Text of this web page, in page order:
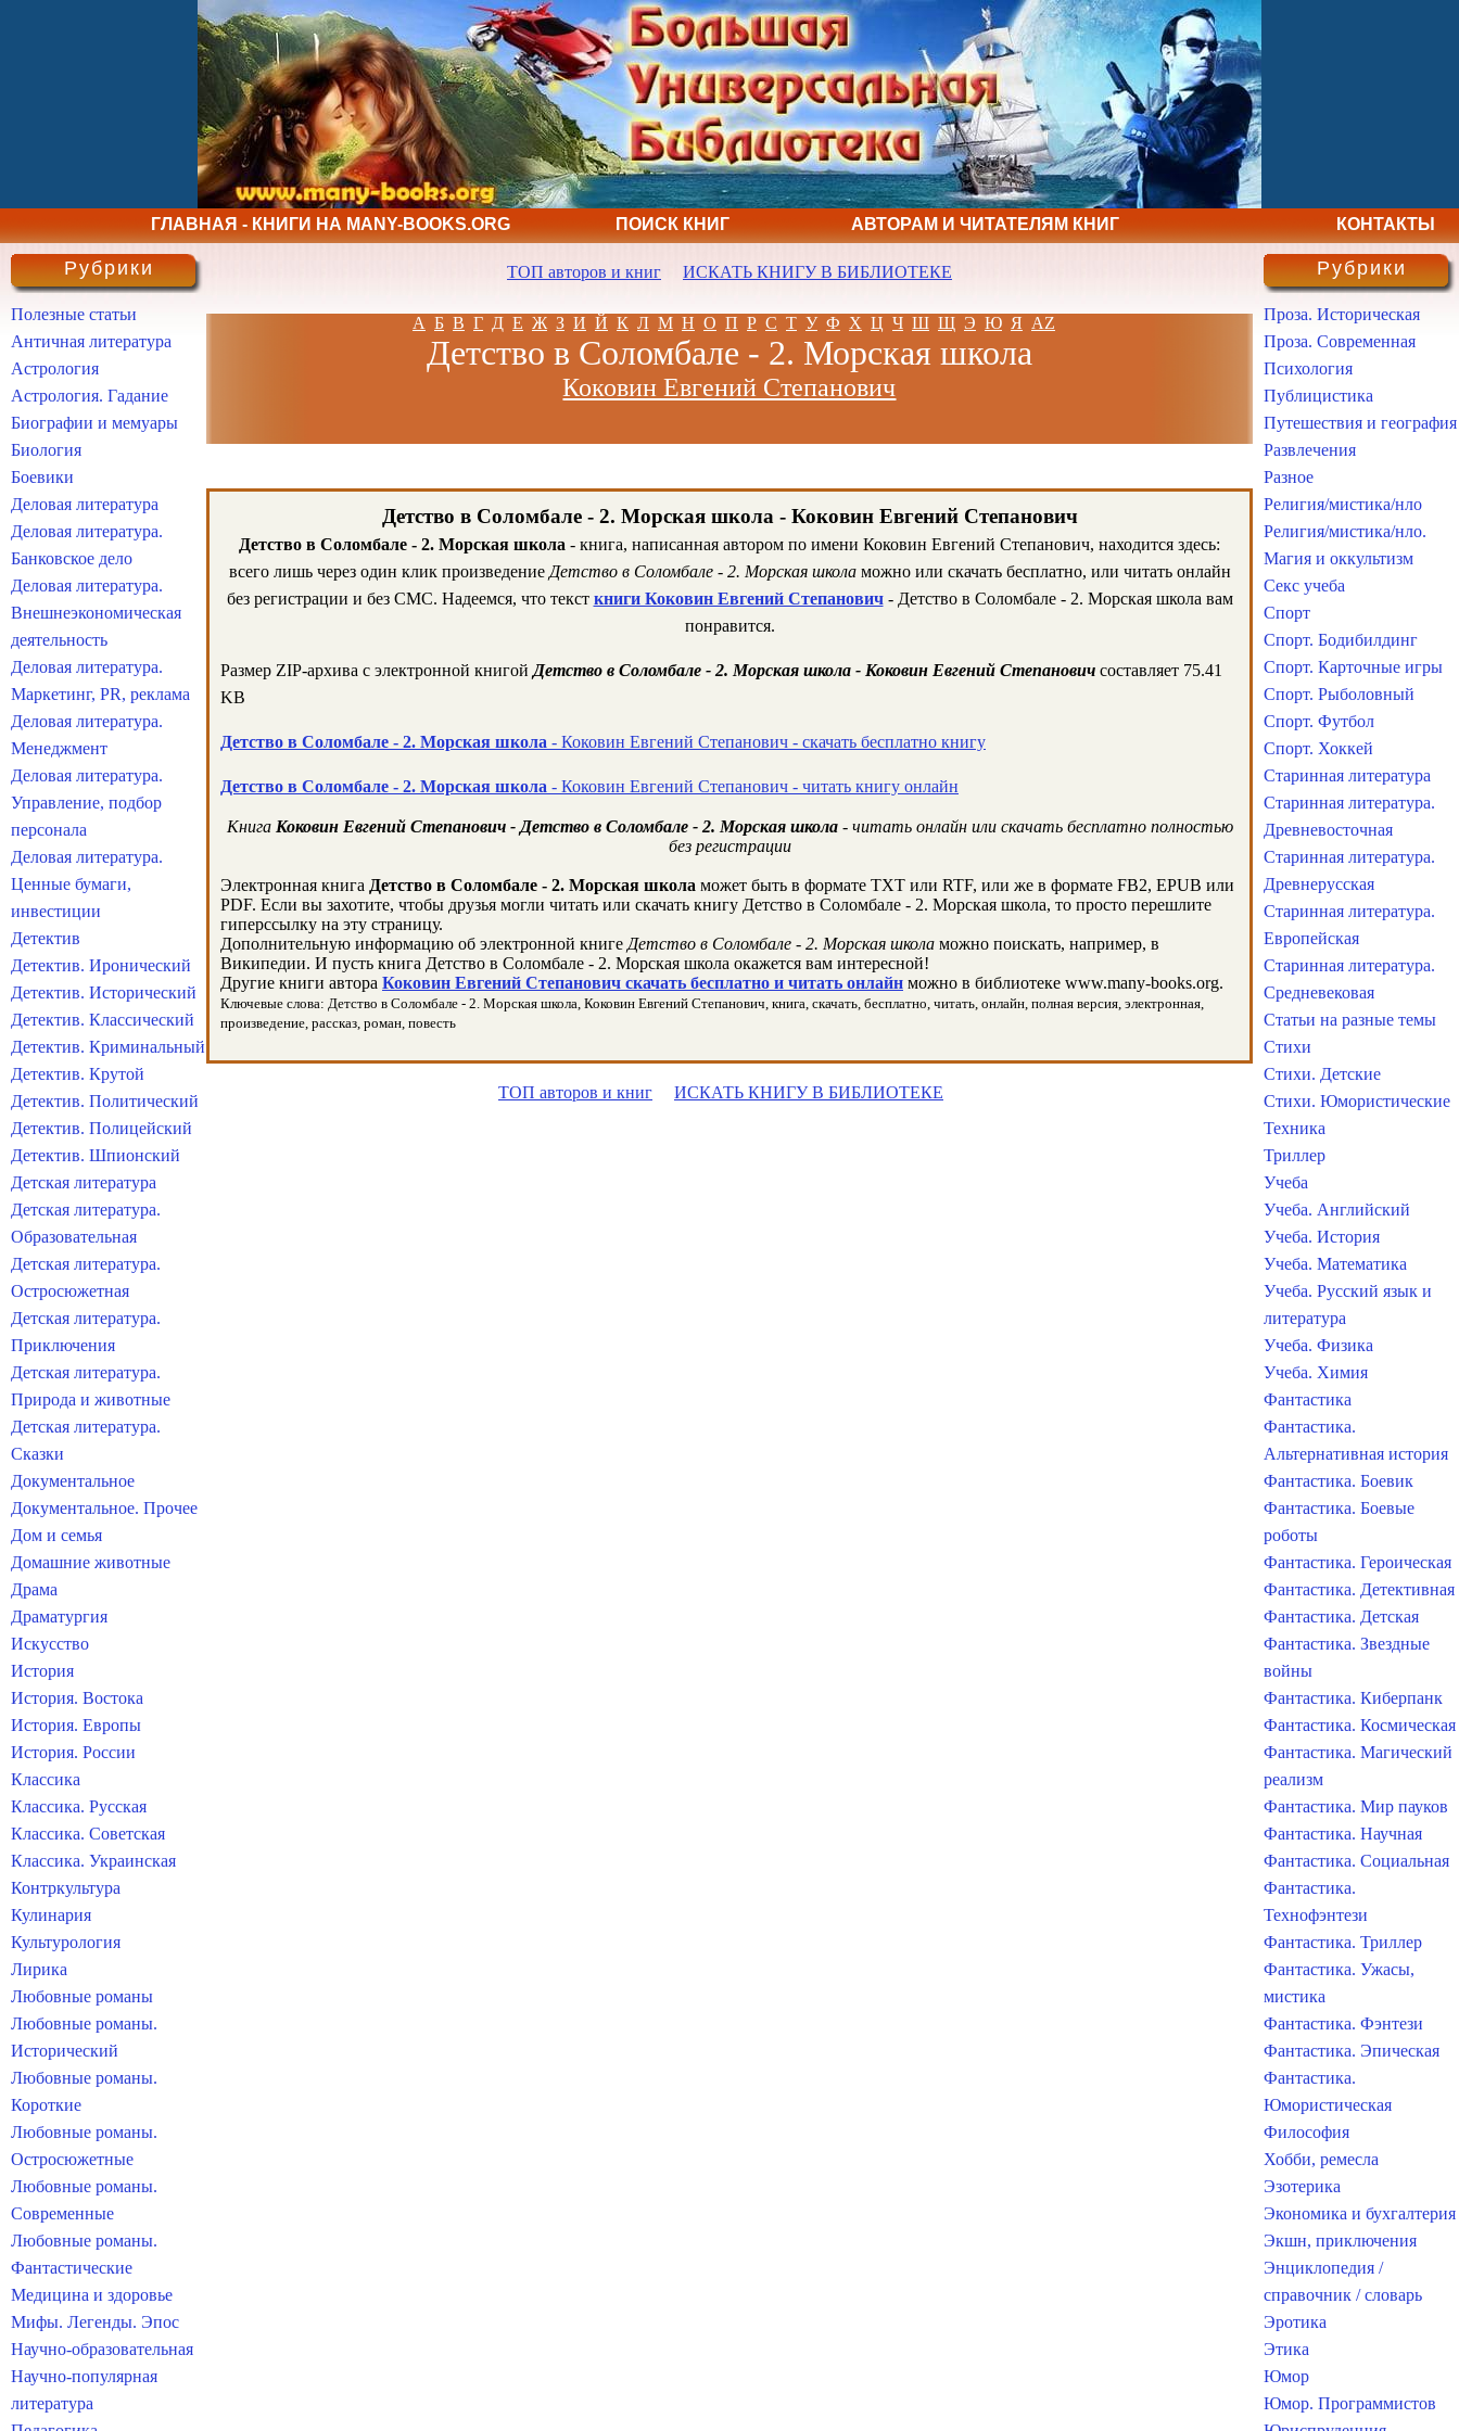
ГЛАВНАЯ - КНИГИ НА MANY-BOOKS.ORG ПОИСК КНИГ АВТОРАМ И ЧИТАТЕЛЯМ КНИГ КОНТАКТЫ
ТОП авторов и книг ИСКАТЬ КНИГУ В БИБЛИОТЕКЕ
А Б В Г Д Е Ж З И Й К Л М Н О П Р С Т У Ф Х Ц Ч Ш Щ Э Ю Я AZ
Детство в Соломбале - 2. Морская школа
Коковин Евгений Степанович
Детство в Соломбале - 2. Морская школа - Коковин Евгений Степанович
Детство в Соломбале - 2. Морская школа - книга, написанная автором по имени Коковин Евгений Степанович, находится здесь:
всего лишь через один клик произведение Детство в Соломбале - 2. Морская школаможно или скачать бесплатно, или читать онлайн
без регистрации и без СМС. Надеемся, что текст книги Коковин Евгений Степанович- Детство в Соломбале - 2. Морская школа вам
понравится.
Размер ZIP-архива c электронной книгой Детство в Соломбале - 2. Морская школа - Коковин Евгений Степанович составляет 75.41
KB
Детство в Соломбале - 2. Морская школа - Коковин Евгений Степанович - скачать бесплатно книгу
Детство в Соломбале - 2. Морская школа - Коковин Евгений Степанович - читать книгу онлайн
Книга Коковин Евгений Степанович - Детство в Соломбале - 2. Морская школа- читать онлайн или скачать бесплатно полностью
без регистрации
Электронная книга Детство в Соломбале - 2. Морская школа может быть в формате TXT или RTF, или же в формате FB2, EPUB или
PDF. Если вы захотите, чтобы друзья могли читать или скачать книгу Детство в Соломбале - 2. Морская школа, то просто перешлите
гиперссылку на эту страницу.
Дополнительную информацию об электронной книге Детство в Соломбале - 2. Морская школа можно поискать, например, в
Википедии. И пусть книга Детство в Соломбале - 2. Морская школа окажется вам интересной!
Другие книги автора Коковин Евгений Степанович скачать бесплатно и читать онлайн можно в библиотеке www.many-books.org.
Ключевые слова: Детство в Соломбале - 2. Морская школа, Коковин Евгений Степанович, книга, скачать, бесплатно, читать, онлайн, полная версия, электронная,
произведение, рассказ, роман, повесть
ТОП авторов и книг ИСКАТЬ КНИГУ В БИБЛИОТЕКЕ
Рубрики
Полезные статьи
Античная литература
Астрология
Астрология. Гадание
Биографии и мемуары
Биология
Боевики
Деловая литература
Деловая литература.
Банковское дело
Деловая литература.
Внешнеэкономическая
деятельность
Деловая литература.
Маркетинг, PR, реклама
Деловая литература.
Менеджмент
Деловая литература.
Управление, подбор
персонала
Деловая литература.
Ценные бумаги,
инвестиции
Детектив
Детектив. Иронический
Детектив. Исторический
Детектив. Классический
Детектив. Криминальный
Детектив. Крутой
Детектив. Политический
Детектив. Полицейский
Детектив. Шпионский
Детская литература
Детская литература.
Образовательная
Детская литература.
Остросюжетная
Детская литература.
Приключения
Детская литература.
Природа и животные
Детская литература.
Сказки
Документальное
Документальное. Прочее
Дом и семья
Домашние животные
Драма
Драматургия
Искусство
История
История. Востока
История. Европы
История. России
Классика
Классика. Русская
Классика. Советская
Классика. Украинская
Контркультура
Кулинария
Культурология
Лирика
Любовные романы
Любовные романы.
Исторический
Любовные романы.
Короткие
Любовные романы.
Остросюжетные
Любовные романы.
Современные
Любовные романы.
Фантастические
Медицина и здоровье
Мифы. Легенды. Эпос
Научно-образовательная
Научно-популярная
литература
Рубрики
Проза. Историческая
Проза. Современная
Психология
Публицистика
Путешествия и география
Развлечения
Разное
Религия/мистика/нло
Религия/мистика/нло.
Магия и оккультизм
Секс учеба
Спорт
Спорт. Бодибилдинг
Спорт. Карточные игры
Спорт. Рыболовный
Спорт. Футбол
Спорт. Хоккей
Старинная литература
Старинная литература.
Древневосточная
Старинная литература.
Древнерусская
Старинная литература.
Европейская
Старинная литература.
Средневековая
Статьи на разные темы
Стихи
Стихи. Детские
Стихи. Юмористические
Техника
Триллер
Учеба
Учеба. Английский
Учеба. История
Учеба. Математика
Учеба. Русский язык и
литература
Учеба. Физика
Учеба. Химия
Фантастика
Фантастика.
Альтернативная история
Фантастика. Боевик
Фантастика. Боевые
роботы
Фантастика. Героическая
Фантастика. Детективная
Фантастика. Детская
Фантастика. Звездные
войны
Фантастика. Киберпанк
Фантастика. Космическая
Фантастика. Магический
реализм
Фантастика. Мир пауков
Фантастика. Научная
Фантастика. Социальная
Фантастика.
Технофэнтези
Фантастика. Триллер
Фантастика. Ужасы,
мистика
Фантастика. Фэнтези
Фантастика. Эпическая
Фантастика.
Юмористическая
Философия
Хобби, ремесла
Эзотерика
Экономика и бухгалтерия
Экшн, приключения
Энциклопедия /
справочник / словарь
Эротика
Этика
Юмор
Юмор. Программистов